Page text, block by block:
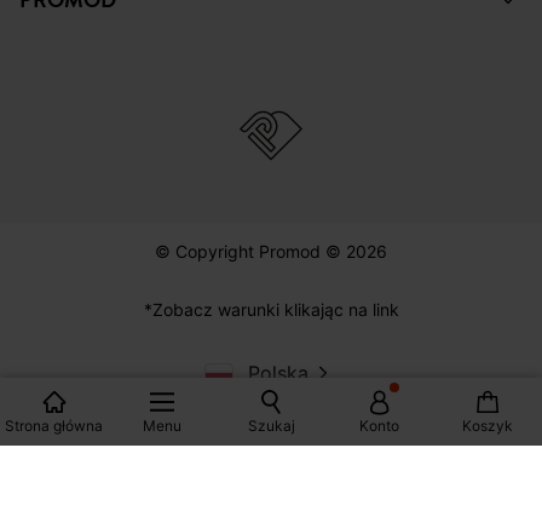
Strona główna Menu Szukaj Konto Koszyk